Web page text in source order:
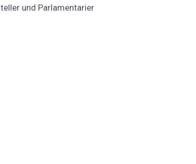
und Parlamentarier